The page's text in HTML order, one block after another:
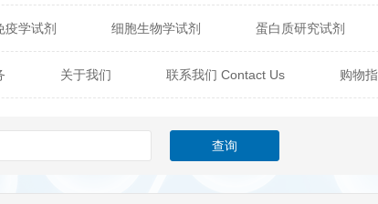
热销产品 辰辉创聚生物® (Nebulabio) BPS
Laboratories Vicbio Biotech Click Chemistry
疫学试剂 细胞生物学试剂 蛋白质研究试剂
仪器及设备 耗材及常用物品 其他产品
关于我们 联系我们 Contact Us 购物